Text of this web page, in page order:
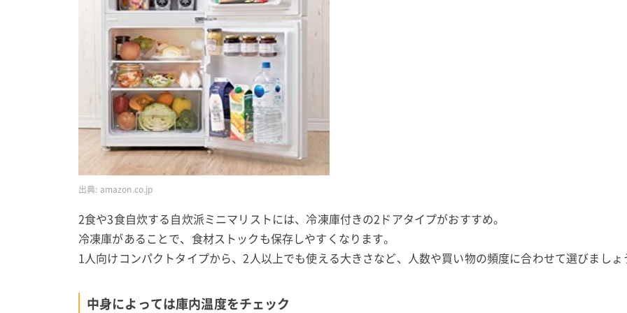
出典: amazon.co.jp
2食や3食自炊する自炊派ミニマリストには、冷凍庫付きの2ドアタイプがおすすめ。
冷凍庫があることで、食材ストックも保存しやすくなります。
1人向けコンパクトタイプから、2人以上でも使える大きさなど、人数や買い物の頻度に合わせて選びましょ
中身によっては庫内温度をチェック